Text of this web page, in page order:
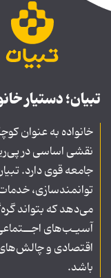
تبیان؛ دستیار
خانواده به عنوان
نقشی اساسی در
جامعه قوی دارد.
توانمندسازی، خدمات
می‌دهد که بتواند
آسیـب‌های
اقتصادی و
باشد.